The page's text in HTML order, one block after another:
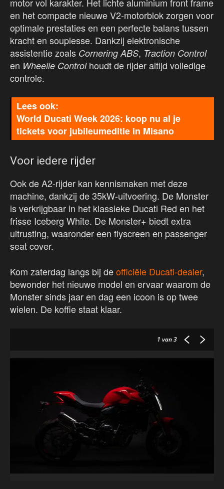
en het compacte nieuwe V2-motorblok zorgen voor
optimale prestaties en een perfecte balans tussen
kracht en souplesse. Dankzij elektronische
assistentie zoals Cornering ABS, Traction Control
en Wheelie Controlhoudt de rijder altijd volledige
controle.
World Ducati Week 2026: koop nu al je
tickets voor jubileumeditie in Misano
Voor iedere rijder
Ook de A2-rijder kan kennismaken met deze
machine, dankzij de 35kW-uitvoering. De Monster
is verkrijgbaar in het klassieke Ducati Red en het
frisse Iceberg White. De Monster+ biedt extra
uitrusting, waaronder een flyscreen en passenger
seat cover.
Kom zaterdag langs bij deofficiële Ducati-dealer,
bewonder het nieuwe model en ervaar waarom de
Monster sinds jaar en dag een icoon is op twee
wielen. De koffie staat klaar.
1 van 3